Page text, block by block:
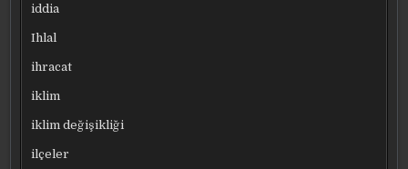
iddia
Ihlal
ihracat
iklim
iklim değişikliği
ilçeler